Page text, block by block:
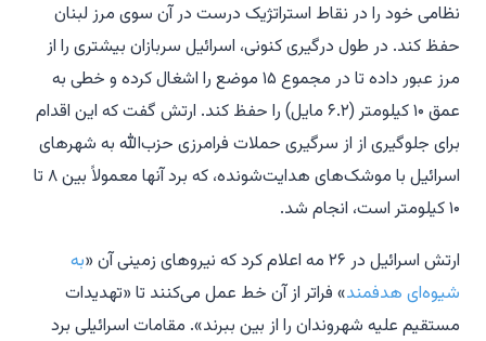
نظامی خود را در نقاط استراتژیک درست در آن سوی مرز لبنان
حفظ کند. در طول درگیری کنونی، اسرائیل سربازان بیشتری را از
مرز عبور داده تا در مجموع ۱۵ موضع را اشغال کرده و خطی به
عمق ۱۰ کیلومتر (۶.۲ مایل) را حفظ کند. ارتش گفت که این اقدام
برای جلوگیری از از سرگیری حملات فرامرزی حزب‌الله به شهرهای
اسرائیل با موشک‌های هدایت‌شونده، که برد آنها معمولاً بین ۸ تا
۱۰ کیلومتر است، انجام شد.
ارتش اسرائیل در ۲۶ مه اعلام کرد که نیروهای زمینی آن «
به
شیوه‌ای هدفمند» فراتر از آن خط عمل می‌کنند تا «تهدیدات
مستقیم علیه شهروندان را از بین ببرند». مقامات اسرائیلی برد